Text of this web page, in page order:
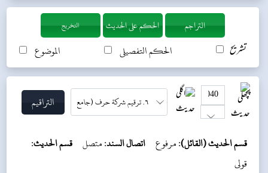
تشریح الحکم التفصیلی الموضوع
التخريج
قسم الحديث (القائل):مرفوع اتصال السند:متصل قسم الحديث:
قولی